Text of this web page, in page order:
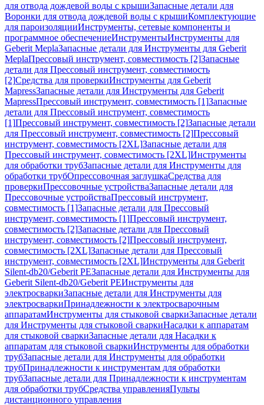
для отвода дождевой воды с крышиЗапасные детали для
Воронки для отвода дождевой воды с крышиКомплектующие
для пароизоляцииИнструменты, сетевые компоненты и
программное обеспечениеИнструментыИнструменты для
Geberit MeplaЗапасные детали для Инструменты для Geberit
MeplaПрессовый инструмент, совместимость [2]Запасные
детали для Прессовый инструмент, совместимость
[2]Средства для проверкиИнструменты для Geberit
MapressЗапасные детали для Инструменты для Geberit
MapressПрессовый инструмент, совместимость [1]Запасные
детали для Прессовый инструмент, совместимость
[1]Прессовый инструмент, совместимость [2]Запасные детали
для Прессовый инструмент, совместимость [2]Прессовый
инструмент, совместимость [2XL]Запасные детали для
Прессовый инструмент, совместимость [2XL]Инструменты
для обработки трубЗапасные детали для Инструменты для
обработки трубОпрессовочная заглушкаСредства для
проверкиПрессовочные устройстваЗапасные детали для
Прессовочные устройстваПрессовый инструмент,
совместимость [1]Запасные детали для Прессовый
инструмент, совместимость [1]Прессовый инструмент,
совместимость [2]Запасные детали для Прессовый
инструмент, совместимость [2]Прессовый инструмент,
совместимость [2XL]Запасные детали для Прессовый
инструмент, совместимость [2XL]Инструменты для Geberit
Silent-db20/Geberit PEЗапасные детали для Инструменты для
Geberit Silent-db20/Geberit PEИнструменты для
электросваркиЗапасные детали для Инструменты для
электросваркиПринадлежности к электросварочным
аппаратамИнструменты для стыковой сваркиЗапасные детали
для Инструменты для стыковой сваркиНасадки к аппаратам
для стыковой сваркиЗапасные детали для Насадки к
аппаратам для стыковой сваркиИнструменты для обработки
трубЗапасные детали для Инструменты для обработки
трубПринадлежности к инструментам для обработки
трубЗапасные детали для Принадлежности к инструментам
для обработки трубСредства управленияПульты
дистанционного управления